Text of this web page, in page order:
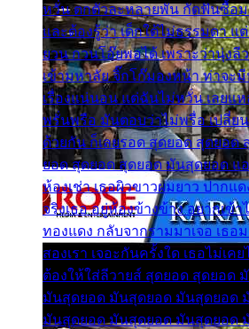
หวั่น ตกตัวละหลายพัน กัดฟันซื้อม
และต้องรู้ว่า เด็กใต้ไม่ธรรมดา แ
ยวน กวนโอ๊ยพอได้ เพราะว่านุ่งลี
เข้ามหาลัย จิ๊กโก๊มองหน้า ท่าจะ
เรื่องแน่นอน แต่ฉันไม่หวั่น เลยแ
พรั่นพรือ มันตอบว่าไม่พรื่อ เปลี่ยน
ด้วยกัน ก็เลยรอด สุดยอด สุดยอด
ยอด สุดยอด สุดยอด มันสุดยอด แ
ห้องเช่า เธอผิวขาวผมยาว ปากแ
จริงเธอ อยู่ห้องข้างข้าง อยากเข้
ทองแดง กลับจากรามมาเจอ เธ
สองเรา เจอะกันครั้งใด เธอไม่เค
ต้องให้ใส่ลีวายส์ สุดยอด สุดยอด
มันสุดยอด มันสุดยอด มันสุดยอด
มันสุดยอด มันสุดยอด มันสุดยอด